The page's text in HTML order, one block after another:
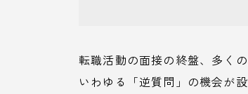
転職活動の面接の終盤、多く
いわゆる「逆質問」の機会が